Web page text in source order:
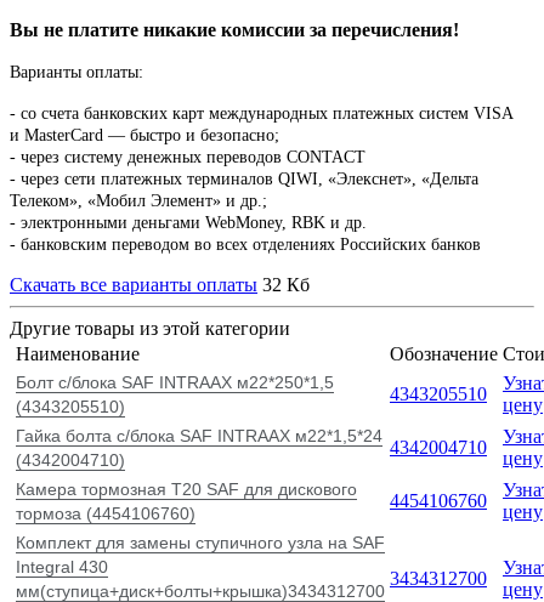
Вы не платите никакие комиссии за перечисления!
Варианты оплаты:
- со счета банковских карт международных платежных систем VISA
и MasterCard — быстро и безопасно;
- через систему денежных переводов CONTACT
- через сети платежных терминалов QIWI, «Элекснет», «Дельта
Телеком», «Мобил Элемент» и др.;
- электронными деньгами WebMoney, RBK и др.
- банковским переводом во всех отделениях Российских банков
Скачать все варианты оплаты 32 Кб
Другие товары из этой категории
Наименование
Обозначение
Болт с/блока SAF INTRAAX м22*250*1,5
(4343205510)
4343205510
цену
Гайка болта с/блока SAF INTRAAX м22*1,5*24
(4342004710)
4342004710
цену
Камера тормозная T20 SAF для дискового
тормоза (4454106760)
4454106760
цену
Комплект для замены ступичного узла на SAF
Integral 430
мм(ступица+диск+болты+крышка)3434312700
3434312700
цену